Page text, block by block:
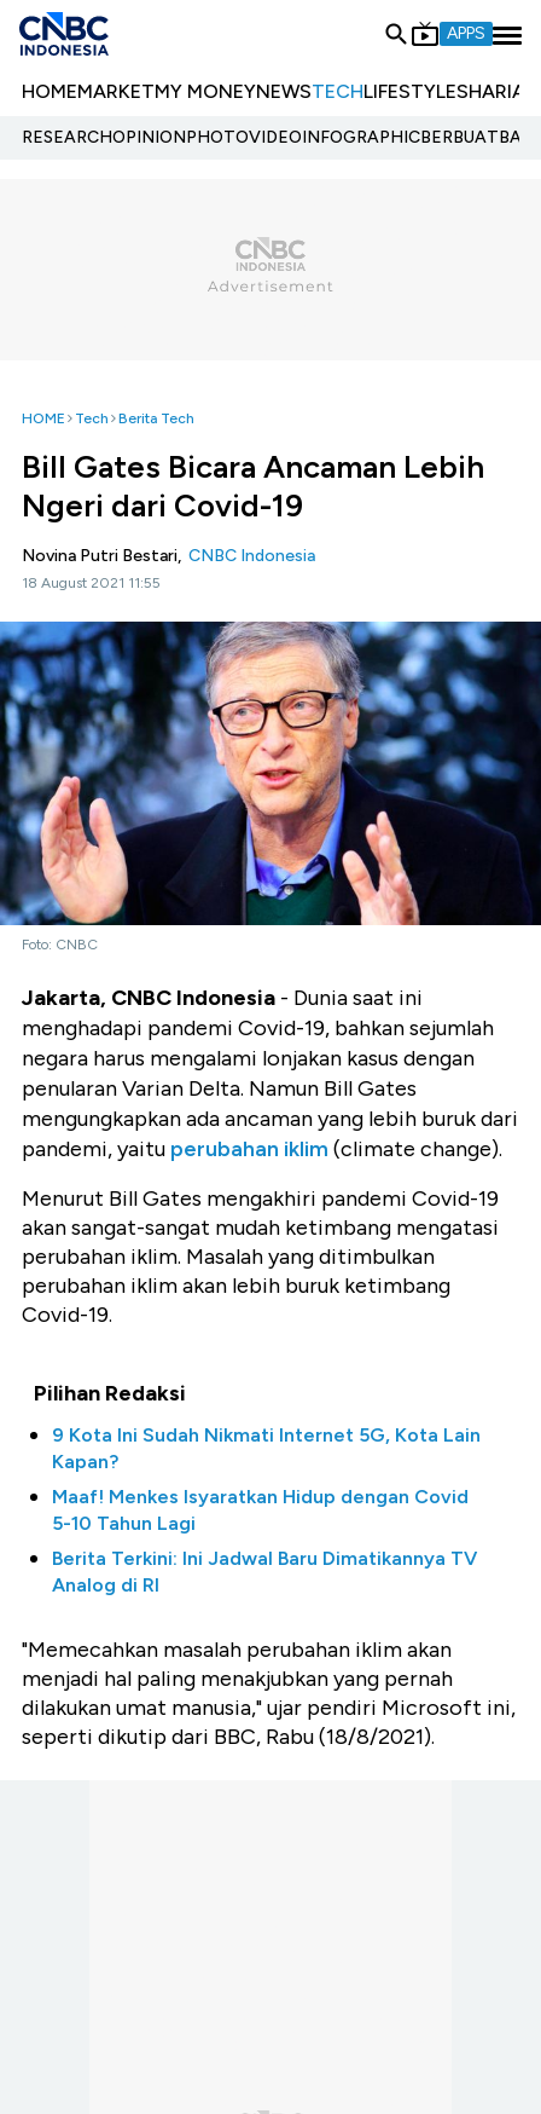
APPS
HOMEMARKETMY MONEYNEWSTECHLIFESTYLESHARIA
RESEARCHOPINIONPHOTOVIDEOINFOGRAPHIC
HOME Tech Berita Tech
Bill Gates Bicara Ancaman Lebih
Ngeri dari Covid-19
Novina Putri Bestari, CNBC Indonesia
18 August 2021 11:55
Foto: CNBC
Jakarta, CNBC Indonesia - Dunia saat ini
menghadapi pandemi Covid-19, bahkan sejumlah
negara harus mengalami lonjakan kasus dengan
penularan Varian Delta. Namun Bill Gates
mengungkapkan ada ancaman yang lebih buruk dari
pandemi, yaitu perubahan iklim (climate change).
Menurut Bill Gates mengakhiri pandemi Covid-19
akan sangat-sangat mudah ketimbang mengatasi
perubahan iklim. Masalah yang ditimbulkan
perubahan iklim akan lebih buruk ketimbang
Covid-19.
Pilihan Redaksi
9 Kota Ini Sudah Nikmati Internet 5G, Kota Lain
Kapan?
Maaf! Menkes Isyaratkan Hidup dengan Covid
5-10 Tahun Lagi
Berita Terkini: Ini Jadwal Baru Dimatikannya TV
Analog di RI
"Memecahkan masalah perubahan iklim akan
menjadi hal paling menakjubkan yang pernah
dilakukan umat manusia," ujar pendiri Microsoft ini,
seperti dikutip dari BBC, Rabu (18/8/2021).